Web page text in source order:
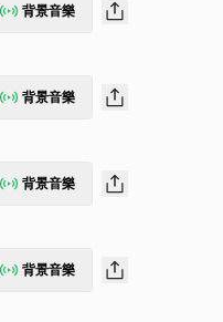
背景音樂
背景音樂
背景音樂
背景音樂